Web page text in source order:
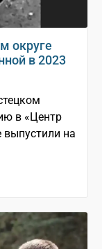
округе
в 2023
в «Центр
выпустили на